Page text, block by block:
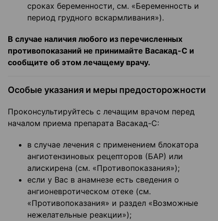
сроках беременности, см. «Беременность и
период грудного вскармливания»).
В случае наличия любого из перечисленных
противопоказаний не принимайте Васакад-С и
сообщите об этом лечащему врачу.
Особые указания и меры предосторожности
Проконсультируйтесь с лечащим врачом перед
началом приема препарата Васакад-С:
в случае лечения с применением блокатора
ангиотензиновых рецепторов (БАР) или
алискирена (см. «Противопоказания»);
если у Вас в анамнезе есть сведения о
ангионевротическом отеке (см.
«Противопоказания» и раздел «Возможные
нежелательные реакции»);